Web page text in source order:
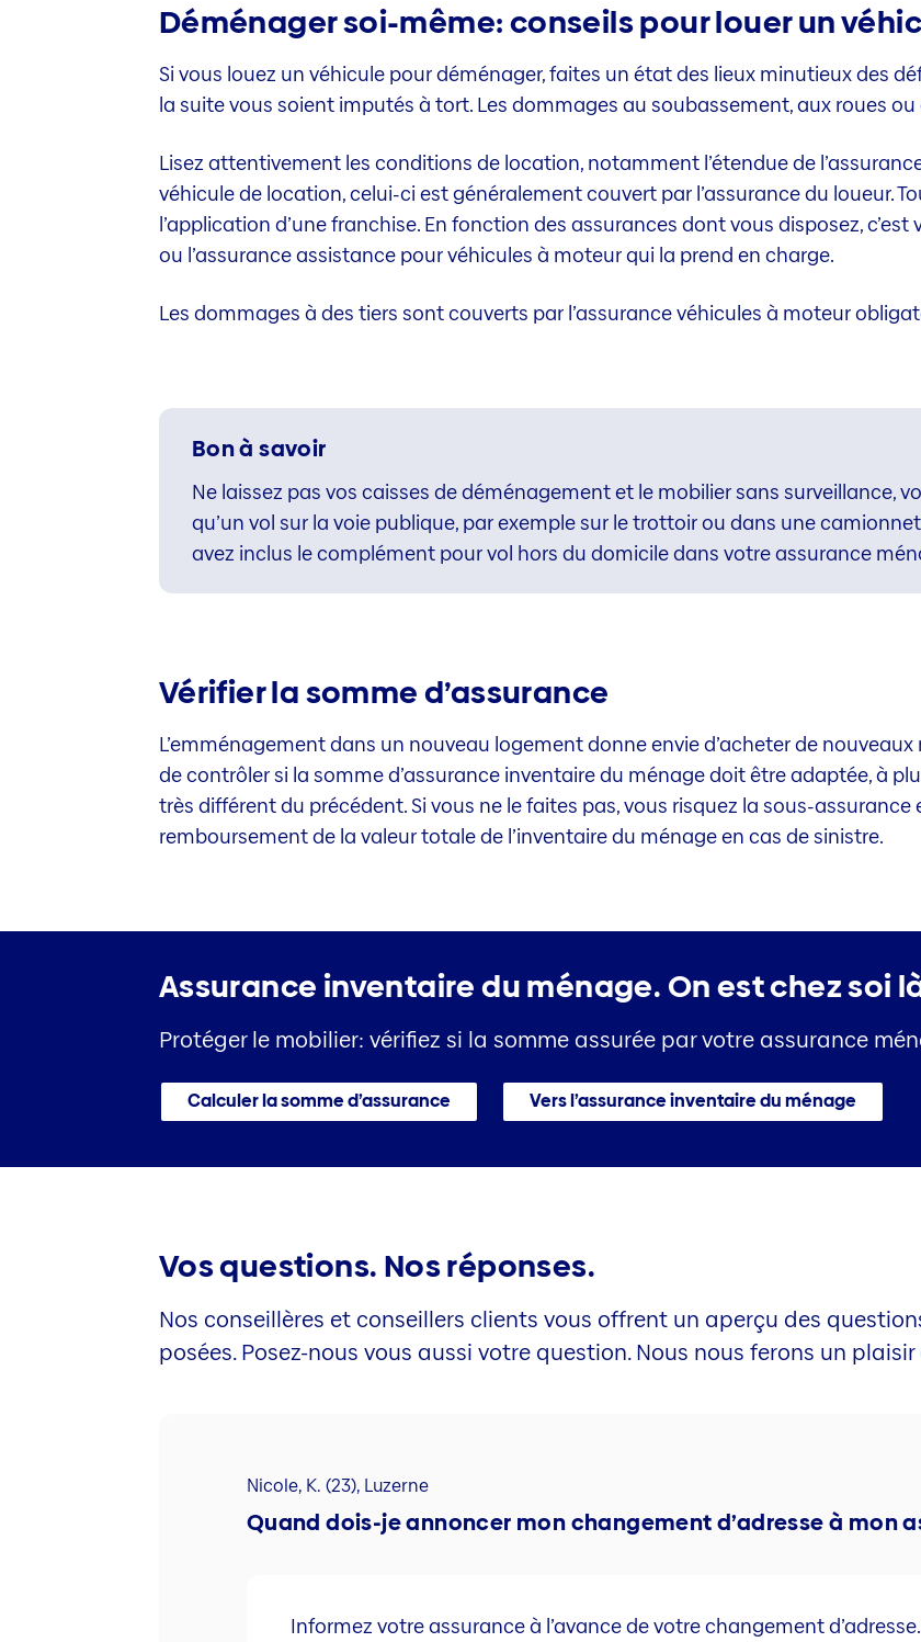
Déménager soi-même: conseils pour louer un
Si vous louez un véhicule pour déménager, faites un état des lieux minutieux des
la suite vous soient imputés à tort. Les dommages au soubassement, aux roues
Lisez attentivement les conditions de location, notamment l’étendue de
véhicule de location, celui-ci est généralement couvert par l’assurance du loueur.
l’application d’une franchise. En fonction des assurances dont vous disposez,
ou l’assurance assistance pour véhicules à moteur qui la prend en charge.
Les dommages à des tiers sont couverts par l’assurance véhicules à moteur
Bon à savoir
Ne laissez pas vos caisses de déménagement et le mobilier sans surveillance,
qu’un vol sur la voie publique, par exemple sur le trottoir ou dans une
avez inclus le complément pour vol hors du domicile dans votre assurance
Vérifier la somme d’assurance
L’emménagement dans un nouveau logement donne envie d’acheter de
de contrôler si la somme d’assurance inventaire du ménage doit être adaptée, à
très différent du précédent. Si vous ne le faites pas, vous risquez la sous-assurance
remboursement de la valeur totale de l’inventaire du ménage en cas de sinistre.
Assurance inventaire du ménage. On est chez soi
Protéger le mobilier: vérifiez si la somme assurée par votre assurance
Calculer la somme d’assurance Vers l’assurance inventaire du ménage
Vos questions. Nos réponses.
Nos conseillères et conseillers clients vous offrent un aperçu des
posées. Posez-nous vous aussi votre question. Nous nous ferons un
Nicole, K. (23), Luzerne
Quand dois-je annoncer mon changement d’adresse à mon
Informez votre assurance à l’avance de votre changement